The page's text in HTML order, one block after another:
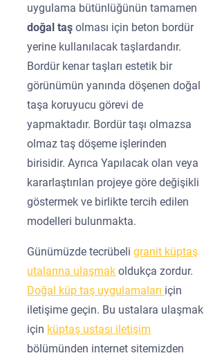
uygulama bütünlüğünün tamamen
doğal taşolması için beton bordür
yerine kullanılacak taşlardandır.
Bordür kenar taşları estetik bir
görünümün yanında döşenen doğal
taşa koruyucu görevi de
yapmaktadır. Bordür taşı olmazsa
olmaz taş döşeme işlerinden
birisidir. Ayrıca Yapılacak olan veya
kararlaştırılan projeye göre değişikli
göstermek ve birlikte tercih edilen
modelleri bulunmakta.
Günümüzde tecrübeligranit küptaş
utalarına ulaşmak oldukça zordur.
Doğal küp taş uygulamaları için
iletişime geçin. Bu ustalara ulaşmak
için küptaş ustası iletişim
bölümünden internet sitemizden